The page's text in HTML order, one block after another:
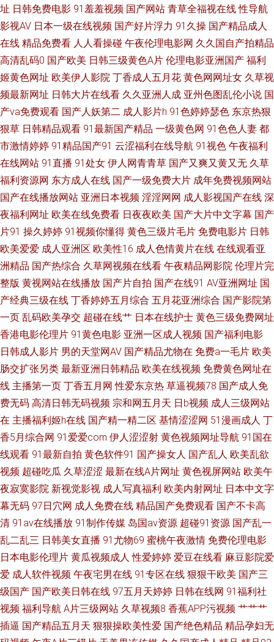
黄页永久免费观看 先锋影音资源5月天 99热色吧 欧美BDSM视频 91成人福
利在线视频 久草视频福利在线 91超碰资源站 豆花在线免费 婷婷开心激情 91
小网站 玖玖偷拍热 91N污 豆奶福利网址推荐 深爱激情网校园春色 东方AV免
费看 影音先锋av资源在线 福利色不卡导航 午夜成人精品一区二三 成人18福
利视频网站 日韩精品极品 91热爆在线视频 精品国产不卡一区 91看恋足 欧美
日韩中出 91视频网站在线观看免费 欧日美小视频 91麻豆竹菊国产精品一级
999 一级少女一线天 国产极品久久 无码92 97资总站中文字幕 欧美少女性交
91黄色颜色 男人天堂com 九一久久国产精品 男女AV 一级无码片 色婷婷影院
在钱 97视频在线看看 人妻亚洲一区二区三区 91亚洲精选 男女男啪啪啪 91
在线观看视频网址 日韩无码一卡 91伊人在线影院 色色欧美久 波多野结依电
影无码 色情五月 91熊貓 欧美国产日韩婷婷色 91科阴 四虎东方在线观看网址
韩国女孩自w的视频 92影院 女优大全91n 91康先生在线观看 国产综合二在
线 最新浮力网址公 福利社区一区 欧洲一级 午夜免费网站 91国内视频在线播
放 97资源在线人人 男女91视频 内射人妖 天堂AB片 91久久香蕉国产 肏屄网
91 伊人网91 大香蕉伊人色色 天天日夜夜爽 99国产视频 天堂AB片 av免费在
线观看久 日韩后入卡1 91影院在线 欧美入口一二三 91欧tv 另类四区 91在线
看视频 色精品国产日韩 成人岛国a片网站 91免费公开视频观看 欧美91在线
欧美专区 精品在线视频 视频国产1024 先锋影音亚洲无码AV 丁香六月
址 日韩免费电影 91羞羞视频 国产网站 青草全福视在线 性导航
影视AV 日本一级在线视频 国产好片浮力 91久操 国产精品成人
在线 精品免费看 人人看操碰 午夜伦理电影网 久久国自产拍精品
高清乱码0 国产欧美 日韩三级黄色A片 伦理电影亚洲国产 福利
姬黄色网址 欧美伊人影院 丁香成人五月花 黄色网网址女 久草视
频最新网址 日韩大片在线看 久久亚洲人成 亚州色图乱伦小说 国
产va免费观看 国产人妖第二 成人影片h 91色婷婷瑟色 东京热狠
狠草 日韩精品观看 91最新国产精品 一级黄色网 91色色人妻 都
市激情婷婷 91精品国产91 云涩福利在线导航 91视色 午夜福利
在线网站 91直播 91处女 伊人网青青草 国产又爽又黄又无 久草
福利资源网 东方成人在线 国产一级免费大片 成年免费视频网站
国产在线播放网站 亚洲日本视频 淫淫网网 成人影视国产在线 深
夜福利网址 欧美在线免费看 日夜夜欧美 国产大片中文字幕 国产
片91 操久婷婷 91视频你懂得 黄色三级片毛片 免费电影片 日韩
欧美爱爱 成人亚洲区 欧美性16 成人色情黄片在线 在线观看亚
洲精品 国产热综合 久草网视频在线看 午夜精品网影院 伦理片完
整版 黄视网站在线播放 国产片自拍 国产在线91 AV亚洲网址 国
产经典三级在线 丁香婷婷五月综合 五月花亚洲综合 国产影院第
一页 乱码欧美孕交 超碰在线艹 日本在线护士 黄色三级免费网址
香港电影伦理片 91黄色电影 亚洲一区成人视频 国产福利电影
日韩成人影片 男的天堂网AV 国产精品尤物在 免费a一毛片 欧美
肠交扩张另类 最新亚洲日韩精品 欧美在线视频 免费黄色网址在
线 主播第一页 丁香五月网 性爱东京热 草逼视频78 国产成人免
费无码 高清日韩无码视频 宗和网五月天 日b视频 成人三级网站
在 主播福利姬h在线 国产精一精二区 基情涩涩网 51漫画成人 丁
香5月综合网 91爱爱com 伊人涩涩射 黄色视频网址导航 91国在
线观看 91最新自拍 黄色软件91 国产操女人 国产乱人 欧美乱欲
视频 超碰吃瓜 久草涩涩 最新在线A片网址 黄色视屏网站 欧美午
夜寂寞影院 新视觉影视 成人写真福利 欧美内射网址 日本中文字
幕无码 97日穴网 成人免费在线 精品国产免费观看 国产不卡高
清 91av在线播放 91制作传媒 岛国av资源 超碰91资源 国产乱一
乱二乱三 日韩美女直播 91尤物69 蜜桃午夜激情 免费伦理电影
日本电影伦理片 黄瓜视频成人 性爱婷婷 爱豆在线看 麻豆影院爱
爱 成人软件视频 午夜宅男在线 91专区在线 狠狠干欧美 国产三
级国产 国产欧美日韩在线 97五月天婷婷 日韩在线网 91福利社
视频 福利导航 A片三级网站 久草视频8 香蕉APP污视频 艹艹艹
插逼 国产精品五月天 狠狠操欧美性爱 国产绝色精品 精品孕妇无